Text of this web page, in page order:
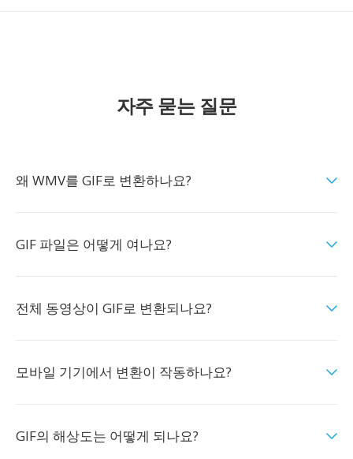
자주 묻는 질문
왜 WMV를 GIF로 변환하나요?
GIF 파일은 어떻게 여나요?
전체 동영상이 GIF로 변환되나요?
모바일 기기에서 변환이 작동하나요?
GIF의 해상도는 어떻게 되나요?